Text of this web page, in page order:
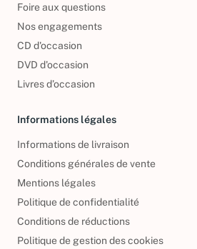
Foire aux questions
Nos engagements
CD d'occasion
DVD d'occasion
Livres d’occasion
Informations légales
Informations de livraison
Conditions générales de vente
Mentions légales
Politique de confidentialité
Conditions de réductions
Politique de gestion des cookies